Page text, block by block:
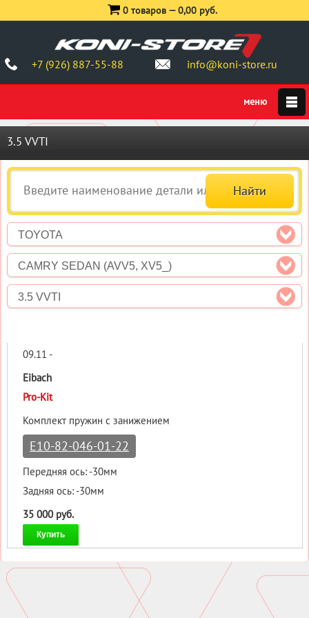
+7 (926) 887-55-88 info@koni-store.ru
0 товаров —0,00 руб.
3.5 VVTI
TOYOTA
CAMRY SEDAN (AVV5, XV5_)
3.5 VVTI
09.11 -
Eibach
Pro-Kit
Комплект пружин с занижением
E10-82-046-01-22
Передняя ось: -30мм
Задняя ось: -30мм
35 000 руб.
Купить